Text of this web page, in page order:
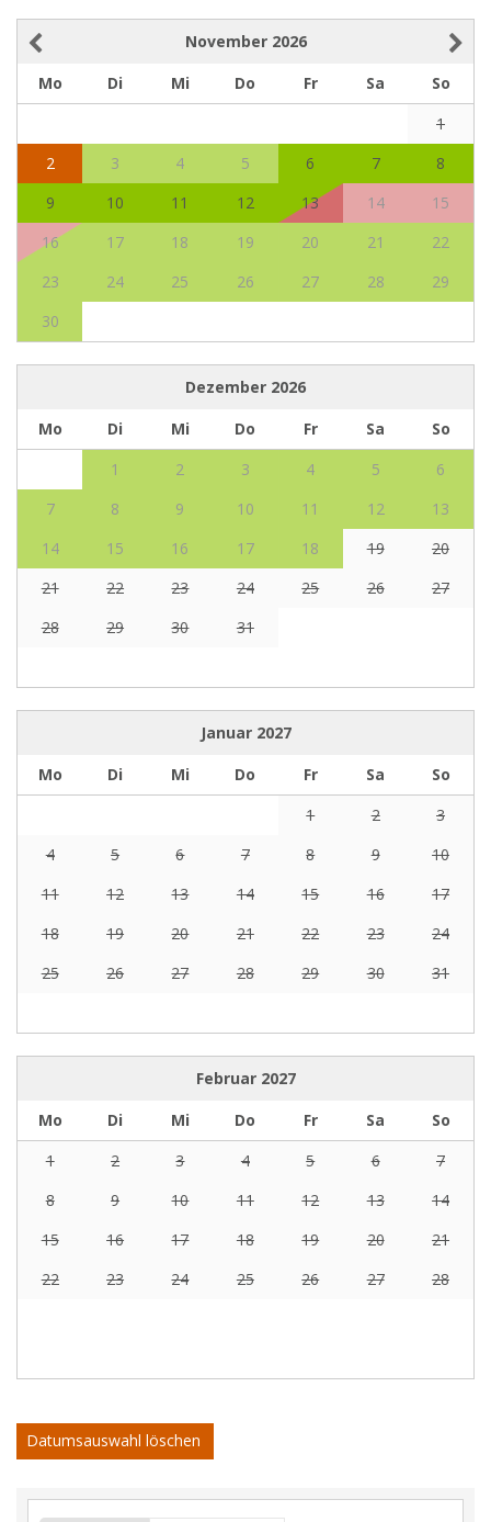
November 2026
Mo
Di Mi Do Fr Sa
So
1
2
3 4 5 6 7
8
9
10 11 12 13 14
15
16
17 18 19 20 21
22
23
24 25 26 27 28
29
30
Dezember 2026
Mo
Di Mi Do Fr Sa
So
1
2 3 4 5
6
7
8 9 10 11 12
13
14
15 16 17 18 19
20
21
22 23 24 25 26
27
28
29 30 31
Januar 2027
Mo
Di Mi Do Fr Sa
So
1
2
3
4
5 6 7 8 9
10
11
12 13 14 15 16
17
18
19 20 21 22 23
24
25
26 27 28 29 30 31
Februar 2027
Mo
Di Mi Do Fr Sa
So
1
2 3 4 5 6
7
8
9 10 11 12 13
14
15
16 17 18 19 20
21
22
23 24 25 26 27 28
Datumsauswahl löschen